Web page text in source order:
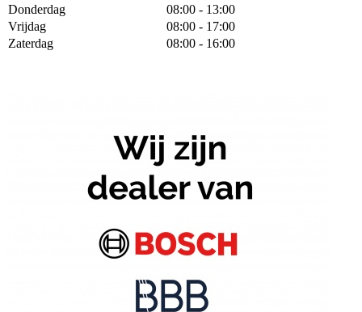
Donderdag
08:00 - 13:00
Vrijdag
08:00 - 17:00
Zaterdag
08:00 - 16:00